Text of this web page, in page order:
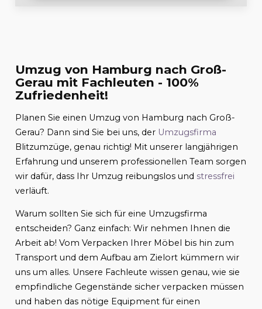
Umzug von Hamburg nach Groß-
Gerau mit Fachleuten - 100%
Zufriedenheit!
Planen Sie einen Umzug von Hamburg nach Groß-
Gerau? Dann sind Sie bei uns, der Umzugsfirma
Blitzumzüge, genau richtig! Mit unserer langjährigen
Erfahrung und unserem professionellen Team sorgen
wir dafür, dass Ihr Umzug reibungslos und stressfrei
verläuft.
Warum sollten Sie sich für eine Umzugsfirma
entscheiden? Ganz einfach: Wir nehmen Ihnen die
Arbeit ab! Vom Verpacken Ihrer Möbel bis hin zum
Transport und dem Aufbau am Zielort kümmern wir
uns um alles. Unsere Fachleute wissen genau, wie sie
empfindliche Gegenstände sicher verpacken müssen
und haben das nötige Equipment für einen